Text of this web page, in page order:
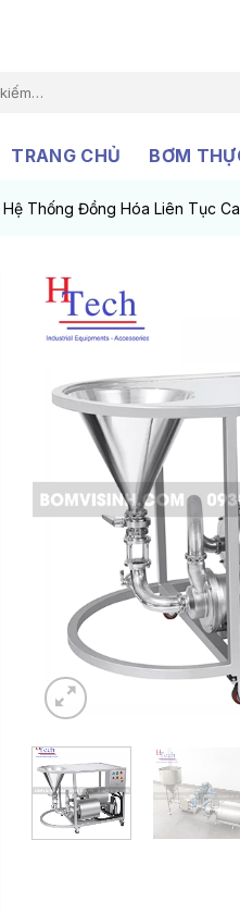
TRANG CHỦ BƠM
Hệ Thống Đồng Hóa Liên Tục